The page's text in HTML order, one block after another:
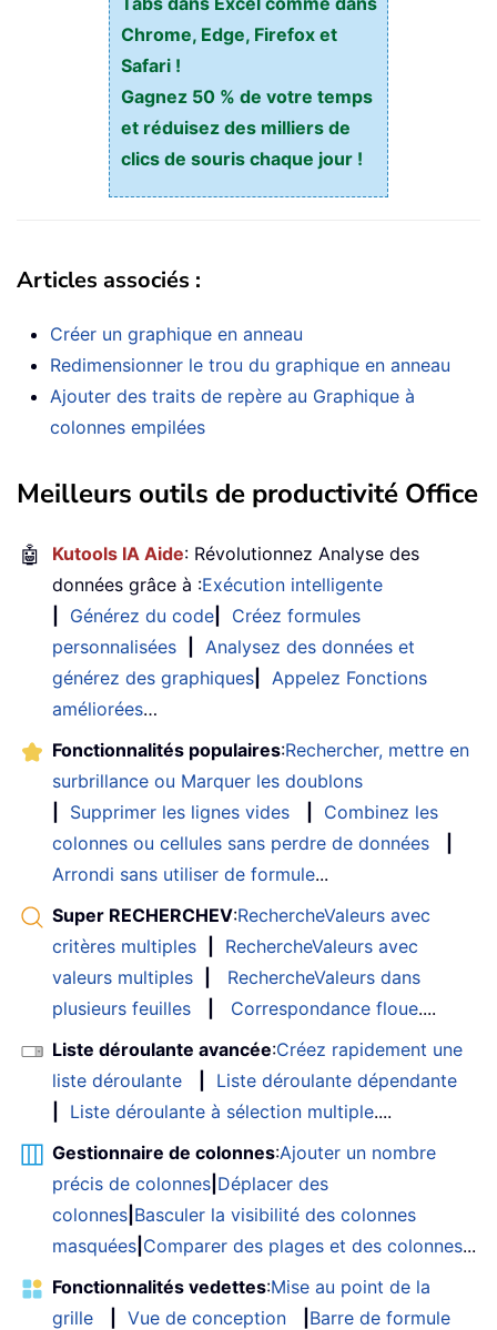
Chrome, Edge, Firefox et
Safari !
Gagnez 50 % de votre temps
et réduisez des milliers de
clics de souris chaque jour !
Articles associés :
Créer un graphique en anneau
Redimensionner le trou du graphique en anneau
Ajouter des traits de repère au Graphique à
colonnes empilées
Meilleurs outils de productivité Office
🤖 Kutools IA Aide: Révolutionnez Analyse des
données grâce à :Exécution intelligente
Générez du code
Créez formules
personnalisées
Analysez des données et
générez des graphiques
Appelez Fonctions
améliorées…
Fonctionnalités populaires:Rechercher, mettre en
surbrillance ou Marquer les doublons
Supprimer les lignes vides
Combinez les
colonnes ou cellules sans perdre de données
Arrondi sans utiliser de formule...
Super RECHERCHEV:RechercheValeurs avec
critères multiples
RechercheValeurs avec
valeurs multiples
RechercheValeurs dans
plusieurs feuilles
Correspondance floue....
Liste déroulante avancée:Créez rapidement une
liste déroulante
Liste déroulante dépendante
Liste déroulante à sélection multiple....
Gestionnaire de colonnes:Ajouter un nombre
précis de colonnes Déplacer des
colonnes Basculer la visibilité des colonnes
masquées Comparer des plages et des colonnes...
Fonctionnalités vedettes:Mise au point de la
grille
Vue de conception
Barre de formule